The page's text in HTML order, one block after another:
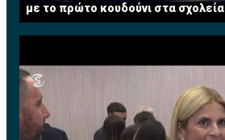
με το πρώτο κουδούνι στα σχολεία